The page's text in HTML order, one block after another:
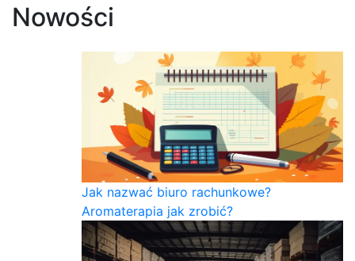
Nowości
Jak nazwać biuro rachunkowe?
Aromaterapia jak zrobić?